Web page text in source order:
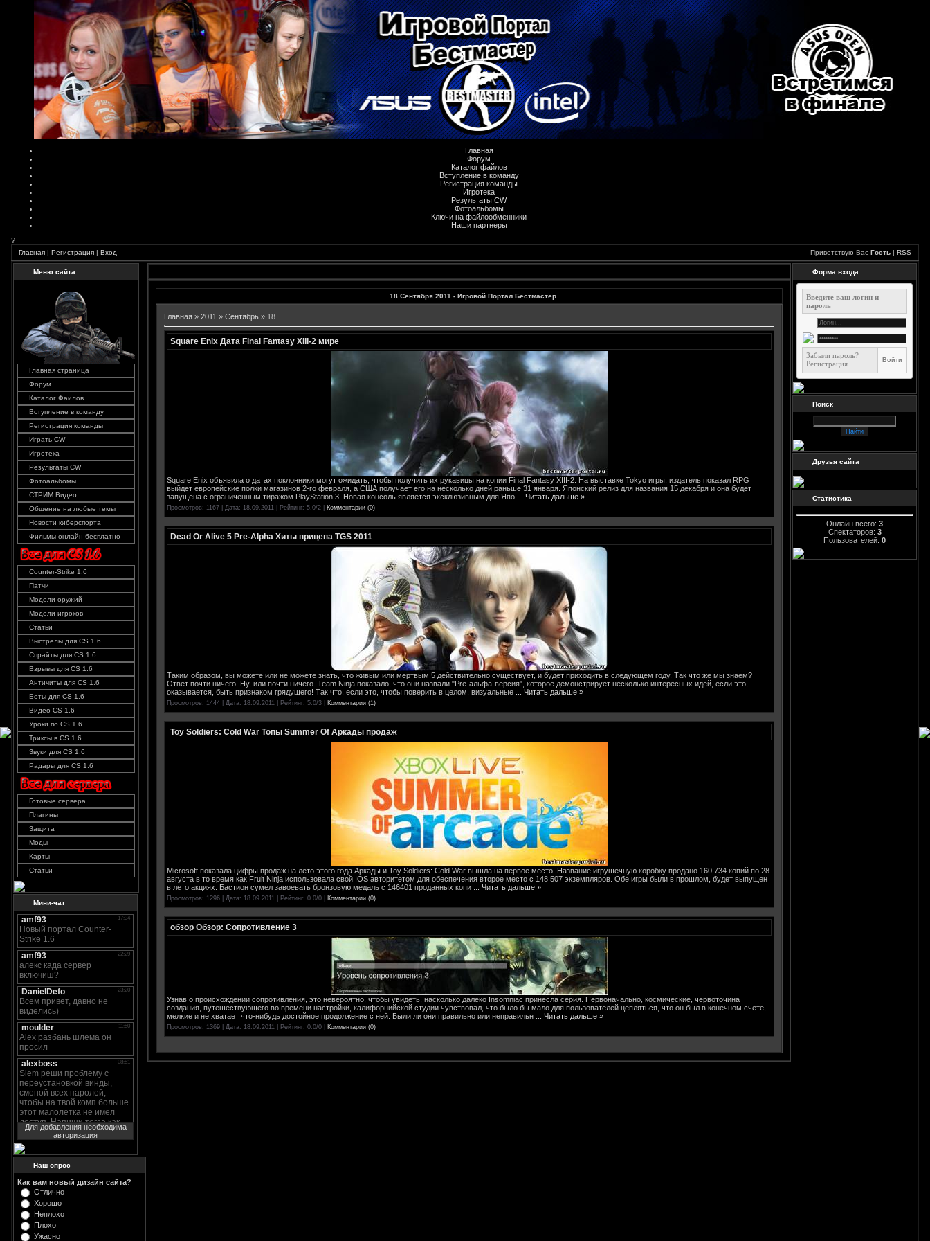
Главная
Форум
Каталог файлов
Вступление в команду
Регистрация команды
Игротека
Результаты CW
Фотоальбомы
Ключи на файлообменники
Наши партнеры
?
Главная | Регистрация | Вход Приветствую Вас Гость | RSS
Меню сайта
Главная страница
Форум
Каталог Фаилов
Вступление в команду
Регистрация команды
Играть CW
Игротека
Результаты CW
Фотоальбомы
СТРИМ Видео
Общение на любые темы
Новости киберспорта
Фильмы онлайн бесплатно
Counter-Strike 1.6
Патчи
Модели оружий
Модели игроков
Статьи
Выстрелы для CS 1.6
Спрайты для CS 1.6
Взрывы для CS 1.6
Античиты для CS 1.6
Боты для CS 1.6
Видео CS 1.6
Уроки по CS 1.6
Триксы в CS 1.6
Звуки для CS 1.6
Радары для CS 1.6
Готовые сервера
Плагины
Защита
Моды
Карты
Статьи
Мини-чат
Для добавления необходима
авторизация
Наш опрос
Как вам новый дизайн сайта?
Отлично
Хорошо
Неплохо
Плохо
Ужасно
18 Сентября 2011 - Игровой Портал Бестмастер
Главная » 2011 » Сентябрь » 18
Square Enix Дата Final Fantasy XIII-2 мире
Square Enix объявила о датах поклонники могут ожидать, чтобы получить их рукавицы на копии Final Fantasy XIII-2. На выставке Tokyo игры, издатель показал RPG
выйдет европейские полки магазинов 2-го февраля, а США получает его на несколько дней раньше 31 января. Японский релиз для названия 15 декабря и она будет
запущена с ограниченным тиражом PlayStation 3. Новая консоль является эксклюзивным для Япо
Читать дальше »
Просмотров: 1167 | Дата: 18.09.2011 | Рейтинг: 5.0/2 | Комментарии (0)
Dead Or Alive 5 Pre-Alpha Хиты прицепа TGS 2011
Таким образом, вы можете или не можете знать, что живым или мертвым 5 действительно существует, и будет приходить в следующем году. Так что же мы знаем?
Ответ почти ничего. Ну, или почти ничего. Team Ninja показало, что они назвали "Pre-альфа-версия", которое демонстрирует несколько интересных идей, если это,
оказывается, быть признаком грядущего! Так что, если это, чтобы поверить в целом, визуальные
Читать дальше »
Просмотров: 1444 | Дата: 18.09.2011 | Рейтинг: 5.0/3 | Комментарии (1)
Toy Soldiers: Cold War Топы Summer Of Аркады продаж
Microsoft показала цифры продаж на лето этого года Аркады и Toy Soldiers: Cold War вышла на первое место. Название игрушечную коробку продано 160 734 копий по 28
августа в то время как Fruit Ninja использовала свой ​​IOS авторитетом для обеспечения второе место с 148 507 экземпляров. Обе игры были в прошлом, будет выпущен
в лето акциях. Бастион сумел завоевать бронзовую медаль с 146401 проданных копи
Читать дальше »
Просмотров: 1296 | Дата: 18.09.2011 | Рейтинг: 0.0/0 | Комментарии (0)
обзор Обзор: Сопротивление 3
Узнав о происхождении сопротивления, это невероятно, чтобы увидеть, насколько далеко Insomniac принесла серия. Первоначально, космические, червоточина
создания, путешествующего во времени настройки, калифорнийской студии чувствовал, что было бы мало для пользователей цепляться, что он был в конечном счете,
мелкие и не хватает что-нибудь достойное продолжение с ней. Были ли они правильно или неправильн
Читать дальше »
Просмотров: 1369 | Дата: 18.09.2011 | Рейтинг: 0.0/0 | Комментарии (0)
Форма входа
Введите ваш логин и
пароль
Забыли пароль?
Регистрация
Поиск
Друзья сайта
Статистика
Онлайн всего: 3
Спектаторов: 3
Пользователей: 0